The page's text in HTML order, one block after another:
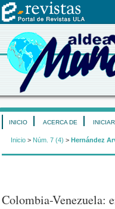
INICIO ACERCA DE
Inicio > Núm. 7 (4) > Hernández
Colombia-Venezuela: